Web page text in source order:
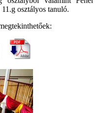
osztályos tanuló.